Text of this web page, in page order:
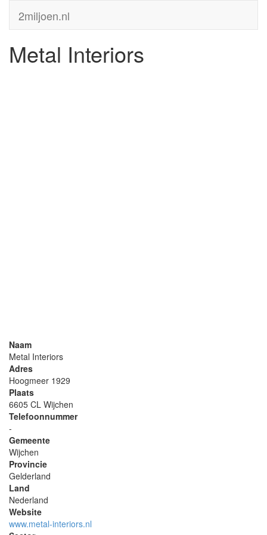
2miljoen.nl
Metal Interiors
Naam
Metal Interiors
Adres
Hoogmeer 1929
Plaats
6605 CL Wijchen
Telefoonnummer
-
Gemeente
Wijchen
Provincie
Gelderland
Land
Nederland
Website
www.metal-interiors.nl